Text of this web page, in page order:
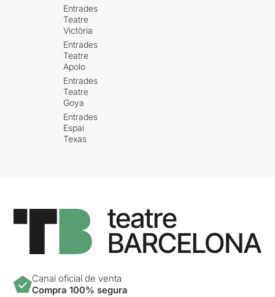
Entrades
Teatre
Victòria
Entrades
Teatre
Apolo
Entrades
Teatre
Goya
Entrades
Espai
Texas
Canal oficial de venta
Compra 100% segura